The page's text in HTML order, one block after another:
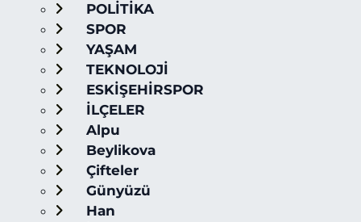
POLİTİKA
SPOR
YAŞAM
TEKNOLOJİ
ESKİŞEHİRSPOR
İLÇELER
Alpu
Beylikova
Çifteler
Günyüzü
Han